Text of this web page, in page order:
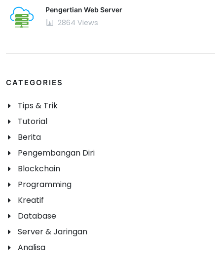
Pengertian Web Server
2864 Views
CATEGORIES
Tips & Trik
Tutorial
Berita
Pengembangan Diri
Blockchain
Programming
Kreatif
Database
Server & Jaringan
Analisa